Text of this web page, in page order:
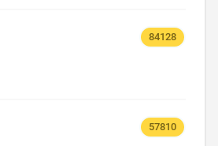
84128
57810